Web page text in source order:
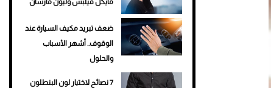
ضعف تبريد مكيف السيارة عند
الوقوف.. أشهر الأسباب
والحلول
7 نصائح لاختيار لون البنطلون